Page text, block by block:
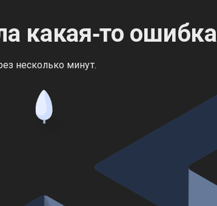
какая‑то ошибка
несколько минут.